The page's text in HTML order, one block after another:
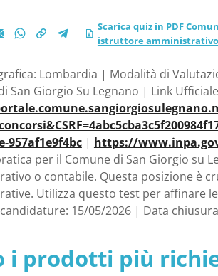
Scarica quiz in PDF
istruttore amministrativo
Lombardia | Modalità di
San Giorgio Su Legnano | Link
957af1e9f4bc| https://
per il Comune di San Giorgio su
o contabile. Questa posizione è
Utilizza questo test per affinare
15/05/2026 | Data
i prodotti più